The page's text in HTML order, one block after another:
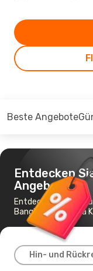
Beste Angebote
Entdecken
Angebote
Entdecken Sie die
Bangkok nach Kota
Hin- und